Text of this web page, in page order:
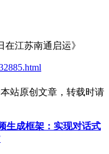
在江苏南通启运》
站原创文章，转载时请
生成框架：实现对话式